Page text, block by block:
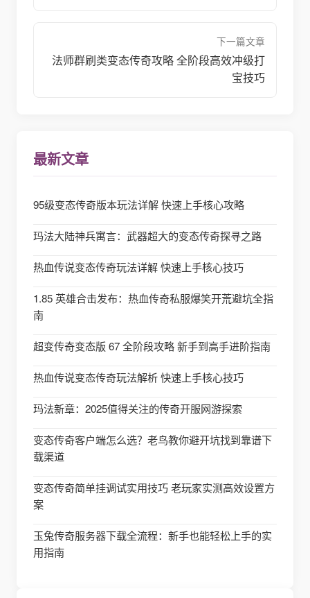
下一篇文章
法师群刷类变态传奇攻略 全阶段高效冲级打
宝技巧
最新文章
95级变态传奇版本玩法详解 快速上手核心攻略
玛法大陆神兵寓言：武器超大的变态传奇探寻之路
热血传说变态传奇玩法详解 快速上手核心技巧
1.85 英雄合击发布：热血传奇私服爆笑开荒避坑全指
南
超变传奇变态版 67 全阶段攻略 新手到高手进阶指南
热血传说变态传奇玩法解析 快速上手核心技巧
玛法新章：2025值得关注的传奇开服网游探索
变态传奇客户端怎么选？老鸟教你避开坑找到靠谱下
载渠道
变态传奇简单挂调试实用技巧 老玩家实测高效设置方
案
玉兔传奇服务器下载全流程：新手也能轻松上手的实
用指南